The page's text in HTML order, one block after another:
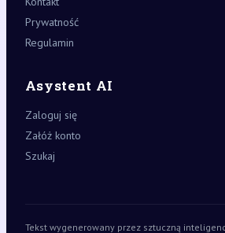
Prywatność
Regulamin
Asystent AI
Zaloguj się
Załóż konto
Szukaj
Tekst wygenerowany przez sztuczną